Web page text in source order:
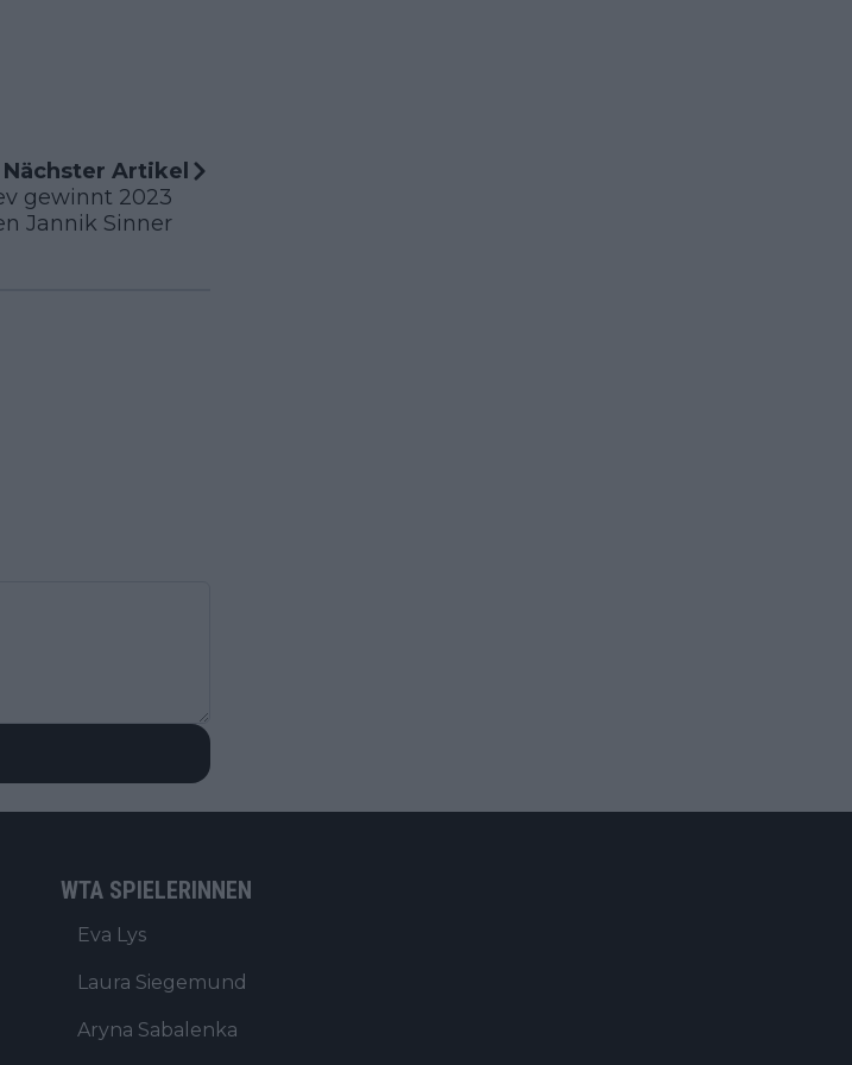
Nächster Artikel
gewinnt 2023
Jannik Sinner
WTA SPIELERINNEN
Eva Lys
Laura Siegemund
Aryna Sabalenka